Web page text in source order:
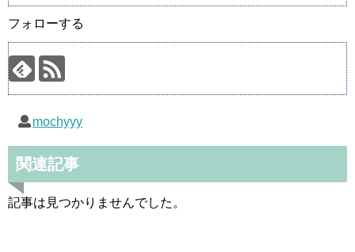
フォローする
mochyyy
関連記事
記事は見つかりませんでした。